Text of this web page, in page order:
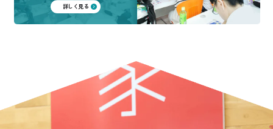
詳しく見る